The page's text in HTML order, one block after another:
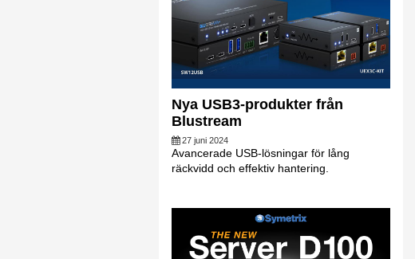
Nya USB3-produkter från
Blustream
27 juni 2024
Avancerade USB-lösningar för lång
räckvidd och effektiv hantering.